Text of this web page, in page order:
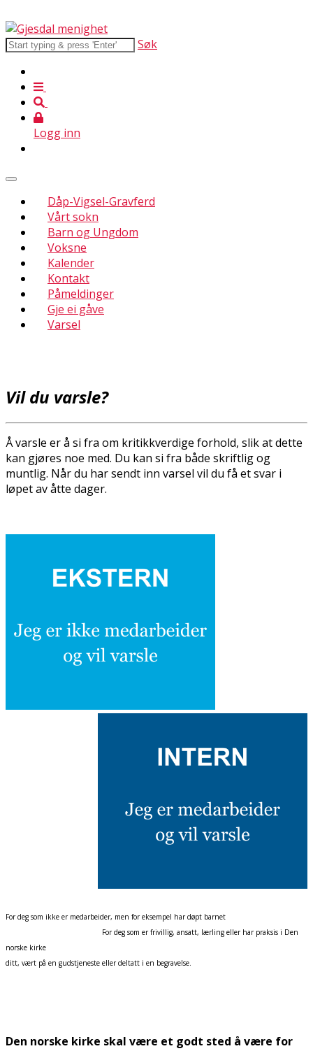
Søk
Logg inn
Dåp-Vigsel-Gravferd
Vårt sokn
Barn og Ungdom
Voksne
Kalender
Kontakt
Påmeldinger
Gje ei gåve
Varsel
Vil du varsle?
Å varsle er å si fra om kritikkverdige forhold, slik at dette
kan gjøres noe med. Du kan si fra både skriftlig og
muntlig. Når du har sendt inn varsel vil du få et svar i
løpet av åtte dager.
For deg som ikke er medarbeider, men for eksempel har døpt barnet
For deg som er frivillig, ansatt, lærling eller har praksis i Den
norske kirke
ditt, vært på en gudstjeneste eller deltatt i en begravelse.
Den norske kirke skal være et godt sted å være for